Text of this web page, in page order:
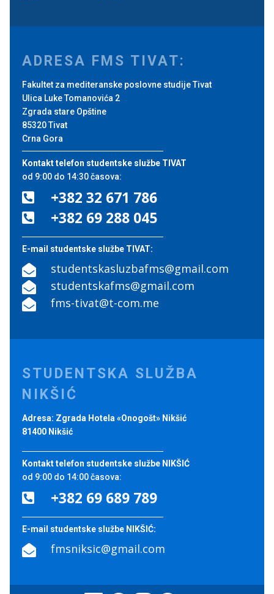
ADRESA FMS TIVAT:
Fakultet za mediteranske poslovne studije Tivat
Ulica Luke Tomanovića 2
Zgrada stare Opštine
85320 Tivat
Crna Gora
Kontakt telefon studentske službe TIVAT
od 9:00 do 14:30 časova:
 +382 32 671 786
 +382 69 288 045
E-mail studentske službe TIVAT:
 studentskasluzbafms@gmail.com
 studentskafms@gmail.com
 fms-tivat@t-com.me
STUDENTSKA SLUŽBA
NIKŠIĆ
Adresa: Zgrada Hotela «Onogošt» Nikšić
81400 Nikšić
Kontakt telefon studentske službe NIKŠIĆ
od 9:00 do 14:00 časova:
 +382 69 689 789
E-mail studentske službe NIKŠIĆ:
 fmsniksic@gmail.com